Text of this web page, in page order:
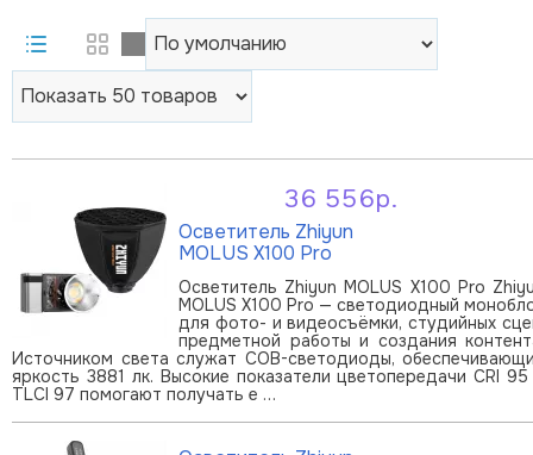
36 556р.
Осветитель Zhiyun
MOLUS X100 Pro
Осветитель Zhiyun MOLUS X100 Pro
MOLUS X100 Pro — светодиодный
для фото- и видеосъёмки, студийных
предметной работы и создания
Источником света служат COB-светодиоды,
яркость 3881 лк. Высокие показатели цветопередачи CRI
TLCI 97 помогают получать е …